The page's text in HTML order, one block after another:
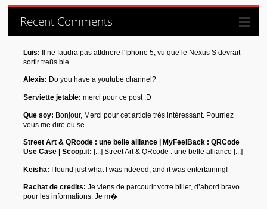
Recent Comments
Luis: Il ne faudra pas attdnere l'Iphone 5, vu que le Nexus S devrait
sortir tre8s bie
Alexis: Do you have a youtube channel?
Serviette jetable: merci pour ce post :D
Que soy: Bonjour, Merci pour cet article très intéressant. Pourriez
vous me dire ou se
Street Art & QRcode : une belle alliance | MyFeelBack : QRCode
Use Case | Scoop.it: [...] Street Art & QRcode : une belle alliance [...]
Keisha: I found just what I was ndeeed, and it was entertaining!
Rachat de credits: Je viens de parcourir votre billet, d’abord bravo
pour les informations. Je m�